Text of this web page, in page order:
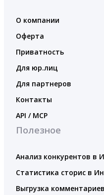
О компании
Оферта
Приватность
Для юр.лиц
Для партнеров
Контакты
API / MCP
Полезное
Анализ конкурентов в
Статистика сторис в
Выгрузка